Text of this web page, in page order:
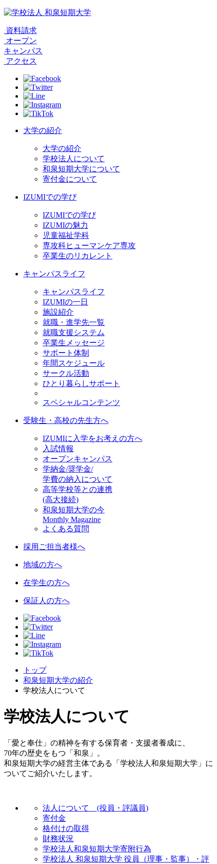
資料請求
オープン
キャンパス
アクセス
大学の紹介
大学の紹介
学校法人について
和泉短期大学について
寄付金について
IZUMIでの学び
IZUMIでの学び
IZUMIの魅力
児童福祉学科
専攻科ヒューマンケア専攻
卒業生のリカレント
キャンパスライフ
キャンパスライフ
IZUMIの一日
施設紹介
就職・進学先一覧
就職支援システム
卒業生メッセージ
サポート体制
年間スケジュール
サークル活動
ひとり暮らしサポート
スペシャルコンテンツ
受験生・高校の先生方へ
IZUMIに入学をお考えの方へ
入試情報
オープンキャンパス
学納金/奨学金/
学費の納入について
高等学校等との連携
(高大接続)
和泉短期大学の今
Monthly Magazine
よくある質問
採用ご担当者様へ
地域の方へ
在学生の方へ
保証人の方へ
トップ
和泉短期大学の紹介
学校法人について
学校法人について
「愛と奉仕」の精神を有する保育者・支援者養成に、
70年の歴史をもつ「和泉」。
和泉短期大学の経営主体である「学校法人和泉短期大学」に
ついてご紹介いたします。
法人について (役員・評議員)
寄付金
格付けの取得
財務状況
学校法人和泉短期大学寄附行為
学校法人 和泉短期大学 役員（理事・監事）・評